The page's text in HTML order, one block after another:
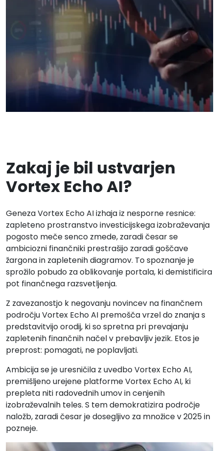
Zakaj je bil ustvarjen
Vortex Echo AI?
Geneza Vortex Echo AI izhaja iz nesporne resnice:
zapleteno prostranstvo investicijskega izobraževanja
pogosto meče senco zmede, zaradi česar se
ambiciozni finančniki prestrašijo zaradi goščave
žargona in zapletenih diagramov. To spoznanje je
sprožilo pobudo za oblikovanje portala, ki demistificira
pot finančnega razsvetljenja.
Z zavezanostjo k negovanju novincev na finančnem
področju Vortex Echo AI premošča vrzel do znanja s
predstavitvijo orodij, ki so spretna pri prevajanju
zapletenih finančnih načel v prebavljiv jezik. Etos je
preprost: pomagati, ne poplavljati.
Ambicija se je uresničila z uvedbo Vortex Echo AI,
premišljeno urejene platforme Vortex Echo AI, ki
prepleta niti radovednih umov in cenjenih
izobraževalnih teles. S tem demokratizira področje
naložb, zaradi česar je dosegljivo za množice v 2025 in
pozneje.